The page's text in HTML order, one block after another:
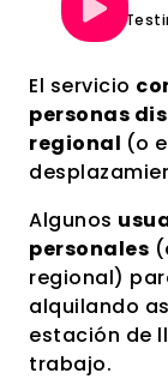
El servicio
personas
regional (o
Algunos
personales
regional)
alquilando
estación de
trabajo.